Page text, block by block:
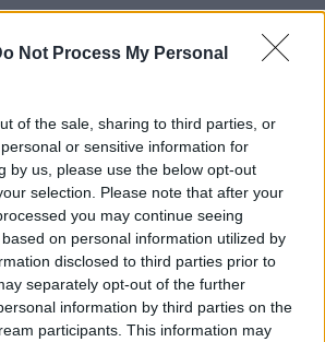
Not Process My Personal
of the sale, sharing to third parties, or
or sensitive information for
by us, please use the below opt-out
selection. Please note that after your
you may continue seeing
on personal information utilized by
disclosed to third parties prior to
separately opt-out of the further
information by third parties on the
participants. This information may